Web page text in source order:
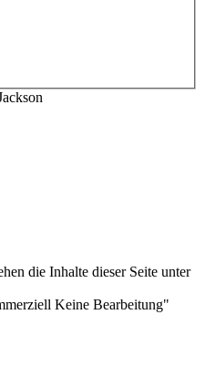
die Inhalte dieser Seite unter